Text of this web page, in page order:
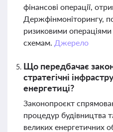
фінансові операції,
Держфінмоніторингу,
ризиковими операціями
схемам. Джерело
Що передбачає
стратегічні
енергетиці?
Законопроєкт
процедур будівництва
великих енергетичних